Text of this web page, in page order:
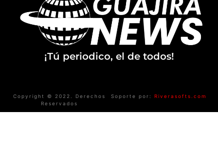
¡Tú periodico, el de todos!
Copyright © 2022. Derechos
Reservados
Soporte por: Riverasofts.com